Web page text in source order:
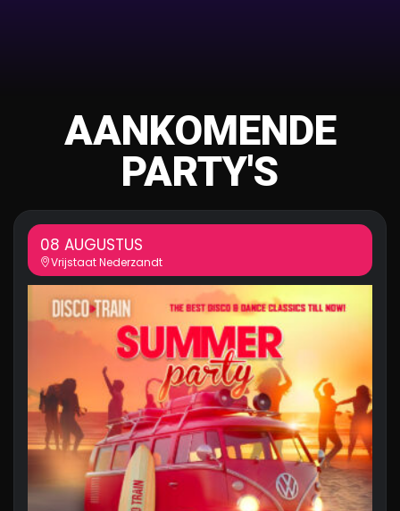
AANKOMENDE
PARTY'S
08 AUGUSTUS
Vrijstaat Nederzandt